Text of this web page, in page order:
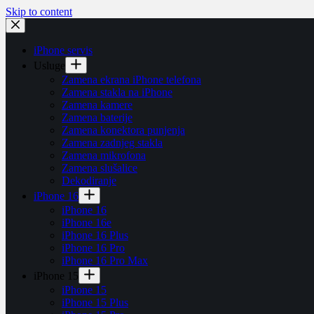
Skip to content
iPhone servis
Usluge
Zamena ekrana iPhone telefona
Zamena stakla na iPhone
Zamena kamere
Zamena baterije
Zamena konektora punjenja
Zamena zadnjeg stakla
Zamena mikrofona
Zamena slušalice
Dekodiranje
iPhone 16
iPhone 16
iPhone 16e
iPhone 16 Plus
iPhone 16 Pro
iPhone 16 Pro Max
iPhone 15
iPhone 15
iPhone 15 Plus